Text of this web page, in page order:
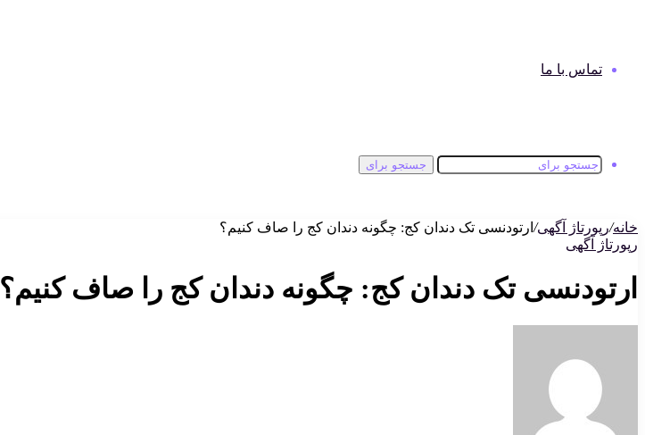
تماس با ما
جستجو برای
خانه/رپورتاژ آگهی/ ارتودنسی تک دندان کج: چگونه دندان کج را صاف کنیم؟
رپورتاژ آگهی
ارتودنسی تک دندان کج: چگونه دندان کج را صاف کنیم؟